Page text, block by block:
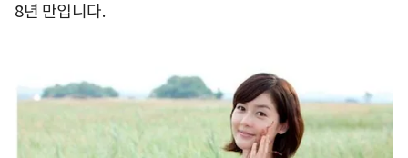
8년 만입니다.